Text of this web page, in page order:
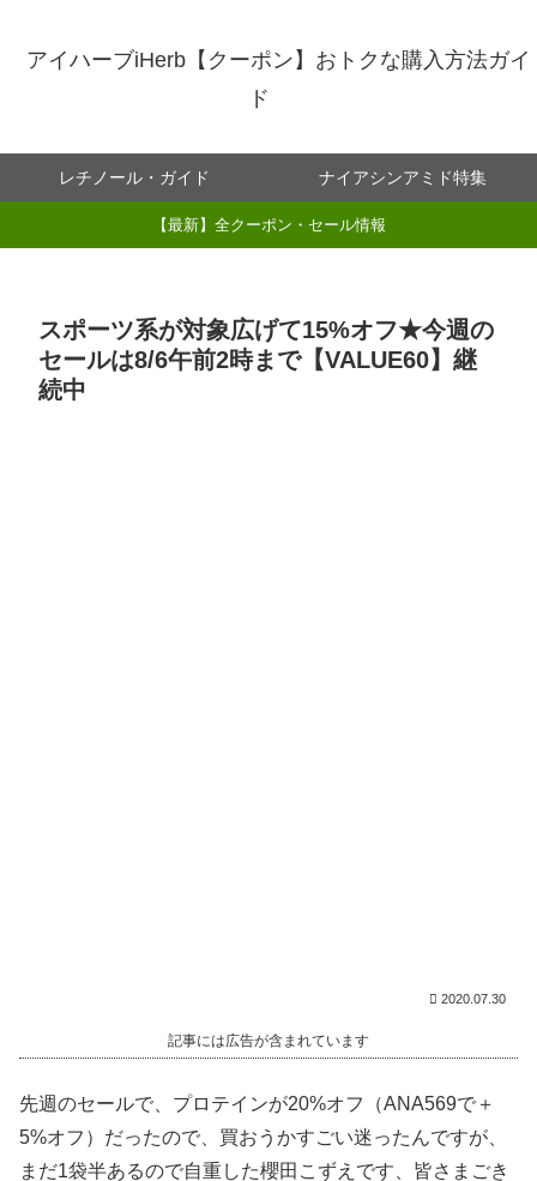
アイハーブiHerb【クーポン】おトクな購入方法ガイ
ド
レチノール・ガイド ナイアシンアミド特集
【最新】全クーポン・セール情報
スポーツ系が対象広げて15%オフ★今週の
セールは8/6午前2時まで【VALUE60】継
続中
2020.07.30
記事には広告が含まれています
先週のセールで、プロテインが20%オフ（ANA569で＋
5%オフ）だったので、買おうかすごい迷ったんですが、
まだ1袋半あるので自重した櫻田こずえです、皆さまごき